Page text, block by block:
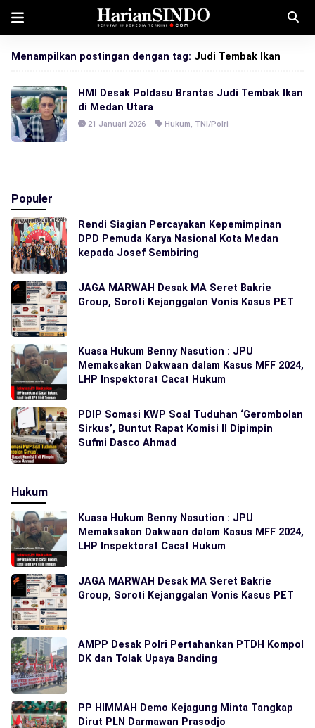
Menampilkan postingan dengan tag: Judi Tembak Ikan
HMI Desak Poldasu Brantas Judi Tembak Ikan
di Medan Utara
21 Januari 2026 Hukum, TNI/Polri
Populer
Rendi Siagian Percayakan Kepemimpinan
DPD Pemuda Karya Nasional Kota Medan
kepada Josef Sembiring
JAGA MARWAH Desak MA Seret Bakrie
Group, Soroti Kejanggalan Vonis Kasus PET
Kuasa Hukum Benny Nasution : JPU
Memaksakan Dakwaan dalam Kasus MFF 2024,
LHP Inspektorat Cacat Hukum
PDIP Somasi KWP Soal Tuduhan ‘Gerombolan
Sirkus’, Buntut Rapat Komisi II Dipimpin
Sufmi Dasco Ahmad
Hukum
Kuasa Hukum Benny Nasution : JPU
Memaksakan Dakwaan dalam Kasus MFF 2024,
LHP Inspektorat Cacat Hukum
JAGA MARWAH Desak MA Seret Bakrie
Group, Soroti Kejanggalan Vonis Kasus PET
AMPP Desak Polri Pertahankan PTDH Kompol
DK dan Tolak Upaya Banding
PP HIMMAH Demo Kejagung Minta Tangkap
Dirut PLN Darmawan Prasodjo